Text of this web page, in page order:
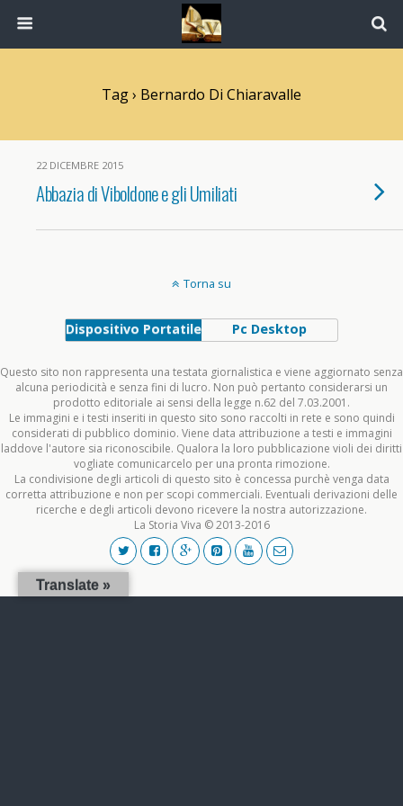
Tag › Bernardo Di Chiaravalle
22 DICEMBRE 2015
Abbazia di Viboldone e gli Umiliati
Torna su
Dispositivo Portatile Pc Desktop
Questo sito non rappresenta una testata giornalistica e viene aggiornato senza
alcuna periodicità e senza fini di lucro. Non può pertanto considerarsi un
prodotto editoriale ai sensi della legge n.62 del 7.03.2001.
Le immagini e i testi inseriti in questo sito sono raccolti in rete e sono quindi
considerati di pubblico dominio. Viene data attribuzione a testi e immagini
laddove l'autore sia riconoscibile. Qualora la loro pubblicazione violi dei diritti
vogliate comunicarcelo per una pronta rimozione.
La condivisione degli articoli di questo sito è concessa purchè venga data
corretta attribuzione e non per scopi commerciali. Eventuali derivazioni delle
ricerche e degli articoli devono ricevere la nostra autorizzazione.
La Storia Viva © 2013-2016
Translate »